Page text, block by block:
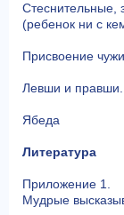
Стеснительные,
(ребенок ни с
Присвоение
Левши и правши.
Ябеда
Литература
Приложение 1.
Мудрые